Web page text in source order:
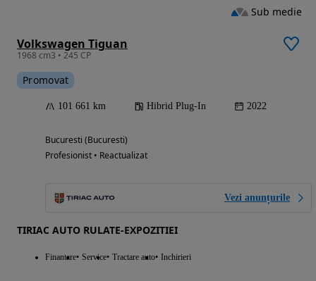
Volkswagen Tiguan
1968 cm3 • 245 CP
Promovat
101 661 km Hibrid Plug-In 2022
Bucuresti (Bucuresti)
Profesionist • Reactualizat
Vezi anunțurile
TIRIAC AUTO RULATE-EXPOZITIEI
Finantare Service Tractare auto Inchirieri
Sub medie